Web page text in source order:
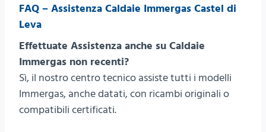
FAQ – Assistenza Caldaie Immergas Castel di
Leva
Effettuate Assistenza anche su Caldaie
Immergas non recenti?
Sì, il nostro centro tecnico assiste tutti i modelli
Immergas, anche datati, con ricambi originali o
compatibili certificati.